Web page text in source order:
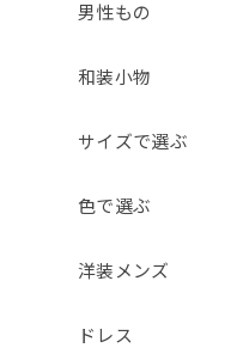
男性もの
和装小物
サイズで選ぶ
色で選ぶ
洋装メンズ
ドレス